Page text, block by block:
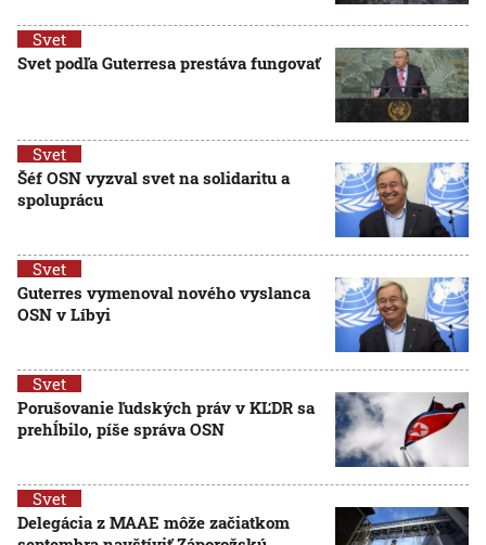
Svet
Svet podľa Guterresa prestáva fungovať
Svet
Šéf OSN vyzval svet na solidaritu a
spoluprácu
Svet
Guterres vymenoval nového vyslanca
OSN v Líbyi
Svet
Porušovanie ľudských práv v KĽDR sa
prehĺbilo, píše správa OSN
Svet
Delegácia z MAAE môže začiatkom